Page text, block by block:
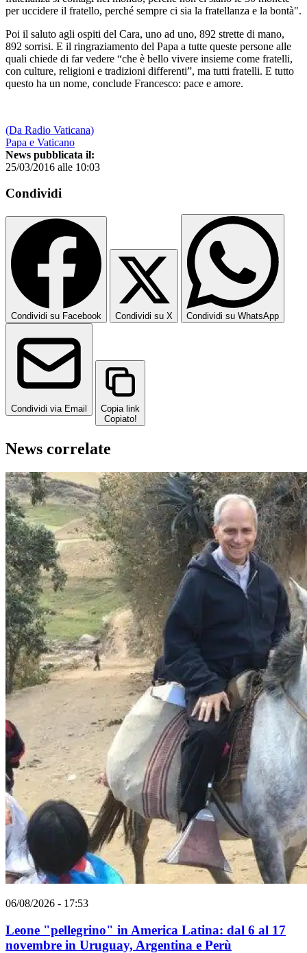
per uccidere il fratello, perché sempre ci sia la fratellanza e la bontà".
Poi il saluto agli ospiti del Cara, uno ad uno, 892 strette di mano,
892 sorrisi. E il ringraziamento del Papa a tutte queste persone alle
quali chiede di far vedere “che è bello vivere insieme come fratelli,
con culture, religioni e tradizioni differenti”, ma tutti fratelli. E tutto
questo ha un nome, conclude Francesco: pace e amore.
(Da Radio Vaticana)
Papa e Vaticano
News pubblicata il:
25/03/2016 alle 10:03
Condividi
Condividi su Facebook Condividi su X Condividi su WhatsApp
Condividi via Email
Copia link
Copiato!
News correlate
06/08/2026 - 17:53
Leone "pellegrino" in America Latina: dal 6 al 17
novembre in Uruguay, Argentina e Perù